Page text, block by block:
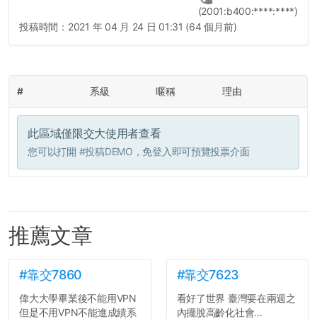
(2001:b400:****:****)
投稿時間： 2021 年 04 月 24 日 01:31 (64 個月前)
# 系級 暱稱 理由
此區域僅限交大使用者查看
您可以打開 #投稿DEMO ，免登入即可預覽投票介面
推薦文章
#靠交7860
偉大大學畢業後不能用VPN
但是不用VPN不能進成績系
#靠交7623
看好了世界 臺灣要在兩週之
內擺脫高齡化社會...